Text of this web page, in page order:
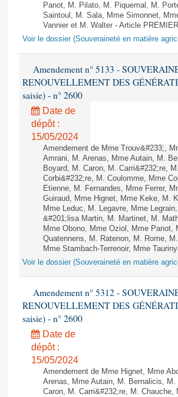
Panot, M. Pilato, M. Piquemal, M.
Saintoul, M. Sala, Mme Simonnet,
Vannier et M. Walter - Article
Voir le dossier (Souveraineté en matière
Amendement n° 5133 -
RENOUVELLEMENT DES
saisie) - n° 2600
Date de
dépôt :
15/05/2024
Amendement de Mme Trouv&#233;,
Amrani, M. Arenas, Mme Autain, M.
Boyard, M. Caron, M. Carri&#232;re,
Corbi&#232;re, M. Coulomme, Mme
Etienne, M. Fernandes, Mme Ferrer,
Guiraud, Mme Hignet, Mme Keke, M.
Mme Leduc, M. Legavre, Mme
&#201;lisa Martin, M. Martinet, M.
Mme Obono, Mme Oziol, Mme
Quatennens, M. Ratenon, M. Rome,
Mme Stambach-Terrenoir, Mme
Voir le dossier (Souveraineté en matière
Amendement n° 5312 -
RENOUVELLEMENT DES
saisie) - n° 2600
Date de
dépôt :
15/05/2024
Amendement de Mme Hignet, Mme
Arenas, Mme Autain, M. Bernalicis,
Caron, M. Carri&#232;re, M.